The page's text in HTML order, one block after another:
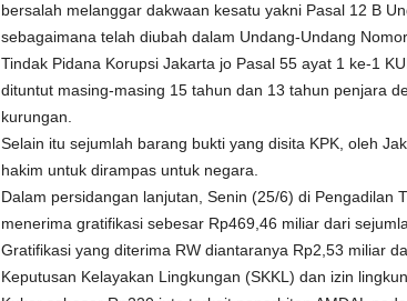
bersalah melanggar dakwaan kesatu yakni Pasal 12 B
sebagaimana telah diubah dalam Undang-Undang
Tindak Pidana Korupsi Jakarta jo Pasal 55 ayat 1 ke-1
dituntut masing-masing 15 tahun dan 13 tahun penjara
kurungan.
Selain itu sejumlah barang bukti yang disita KPK, oleh
hakim untuk dirampas untuk negara.
Dalam persidangan lanjutan, Senin (25/6) di Pengadilan
menerima gratifikasi sebesar Rp469,46 miliar dari
Gratifikasi yang diterima RW diantaranya Rp2,53 miliar
Keputusan Kelayakan Lingkungan (SKKL) dan izin